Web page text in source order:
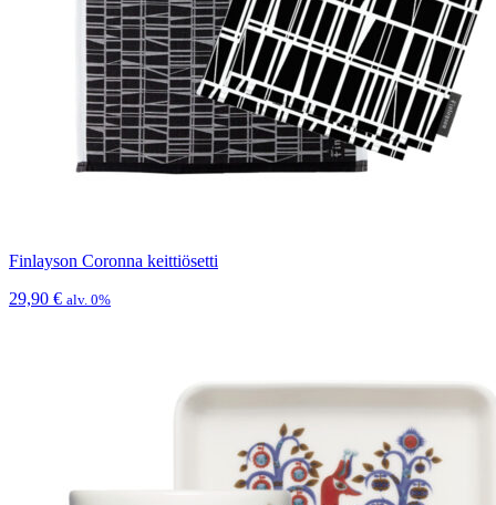
Finlayson Coronna keittiösetti
29,90 € alv. 0%